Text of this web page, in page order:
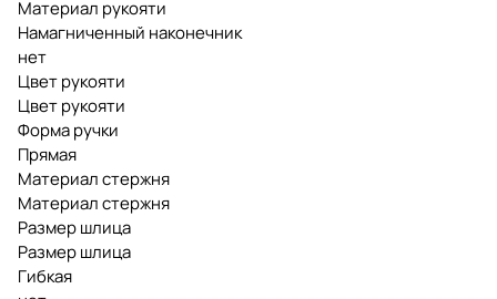
Материал рукояти
Намагниченный наконечник
нет
Цвет рукояти
Цвет рукояти
Форма ручки
Прямая
Материал стержня
Материал стержня
Размер шлица
Размер шлица
Гибкая